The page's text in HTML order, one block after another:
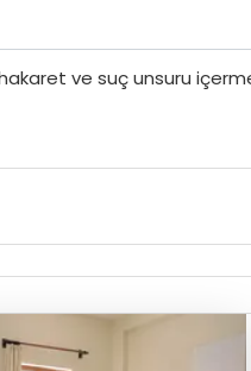
ve suç unsuru